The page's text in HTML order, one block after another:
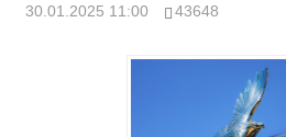
30.01.2025 11:00 43648